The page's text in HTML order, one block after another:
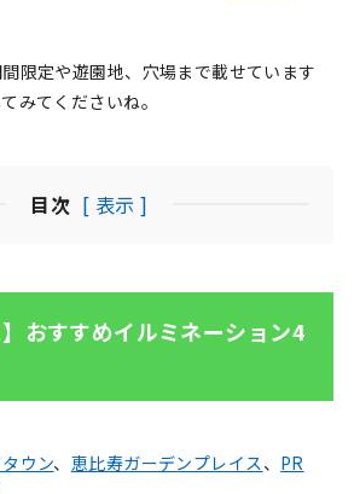
限定や遊園地、穴場まで載せています
みてくださいね。
目次 [ 表示 ]
】おすすめイルミネーション4
ウン、 恵比寿ガーデンプレイス、 PR